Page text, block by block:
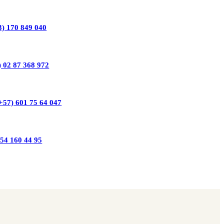
170 849 040
02 87 368 972
601 75 64 047
160 44 95